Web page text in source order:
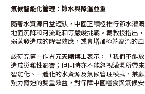
氣候智能化管理：節水與降溫並重
隨著水資源日益短缺，中國正積極推行節水灌
地面沉降和河流乾涸等嚴峻挑戰。戴教授指出
弱蒸發造成的降溫效應，或會增加極端高溫的風
該研究第一作者元天剛博士表示：「我們不能
造成災難性影響；但同時亦不能忽視灌溉所帶
智能化、一體化的水資源及氣候管理模式，兼
熱力脅迫的雙重效益，對保障中國糧食與氣候安